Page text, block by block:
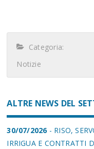
Categoria:
Notizie
ALTRE NEWS DEL
30/07/2026- RISO,
IRRIGUA E CONTRATTI